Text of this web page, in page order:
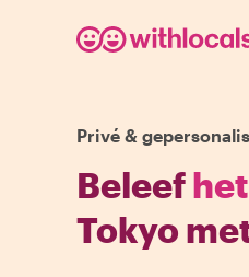
Privé &
Beleef
Tokyo